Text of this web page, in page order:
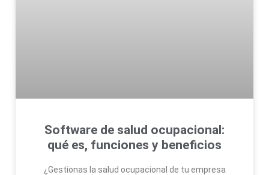
Software de salud ocupacional:
qué es, funciones y beneficios
¿Gestionas la salud ocupacional de tu empresa